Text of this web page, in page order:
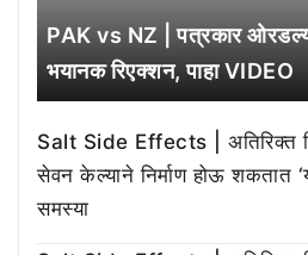
PAK vs NZ | पत्रकार
भयानक रिएक्शन, पाहा VIDEO
Salt Side Effects | अतिरिक्त
सेवन केल्याने निर्माण होऊ शकतात
समस्या